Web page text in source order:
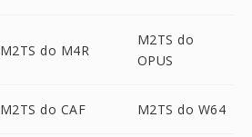
M2TS do M4R
M2TS do
OPUS
M2TS do CAF M2TS do W64